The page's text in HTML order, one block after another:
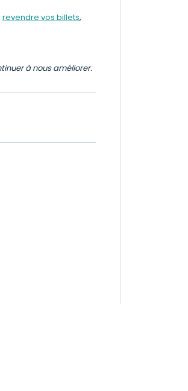
revendre vos billets,
à nous améliorer.